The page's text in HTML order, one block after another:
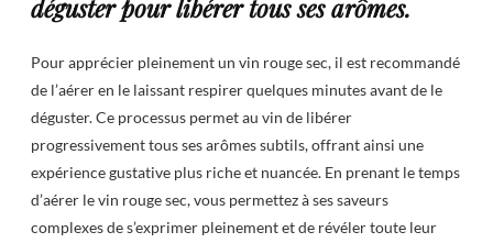
déguster pour libérer tous ses arômes.
Pour apprécier pleinement un vin rouge sec, il est recommandé
de l’aérer en le laissant respirer quelques minutes avant de le
déguster. Ce processus permet au vin de libérer
progressivement tous ses arômes subtils, offrant ainsi une
expérience gustative plus riche et nuancée. En prenant le temps
d’aérer le vin rouge sec, vous permettez à ses saveurs
complexes de s’exprimer pleinement et de révéler toute leur